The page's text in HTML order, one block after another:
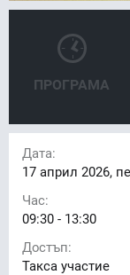
ПРОГРАМА
Дата:
17 април 2026,
Час:
09:30 - 13:30
Достъп:
Такса участие